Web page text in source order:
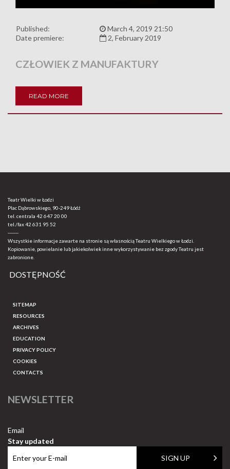
Published:
March 4, 2019 21:50
Date premiere:
2, February 2019
CZŁOWIEK Z MANUFAKTURY
READ MORE
Teatr Wielki w Łodzi
Plac Dąbrowskiego, 90-249 Łódź
tel. centrala 42 647 20 00
tel./fax42 631 95 52
-------
Wszystkie informacje zawarte na stronie są własnością Teatru Wielkiego w Łodzi.
Kopiowanie, powielanie lub jakiekolwiek inne wykorzystywanie bez zgody Teatru jest
zabronione.
DOSTĘPNOŚĆ
SITEMAP
RESOURCES
ARCHIVES
EDUCATION
PRIVACY POLICY
COOKIES
CONTACTS
NEWSLETTER
Email
Stay updated